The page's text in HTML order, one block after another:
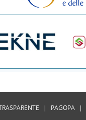
| PAGOPA |